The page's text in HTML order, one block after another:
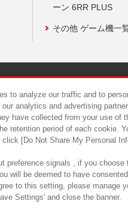
ーン 6RR PLUS
その他 ゲーム機一
食品のご提供について
to analyze our traffic and to
analytics and advertising
have collected from your use of
retention period of each cookie.
[Do Not Share My Personal
preference signals , if you
will be deemed to have
to this setting, please manage
Settings' and close the banner.